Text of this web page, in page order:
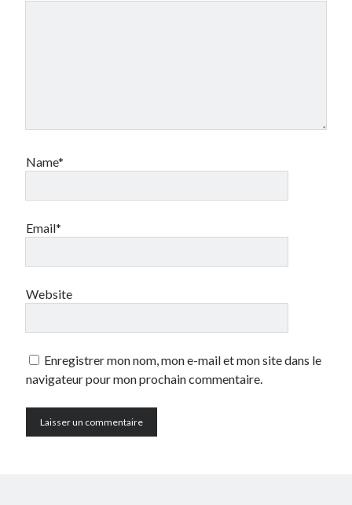
Name*
Email*
Website
Enregistrer mon nom, mon e-mail et mon site dans le
navigateur pour mon prochain commentaire.